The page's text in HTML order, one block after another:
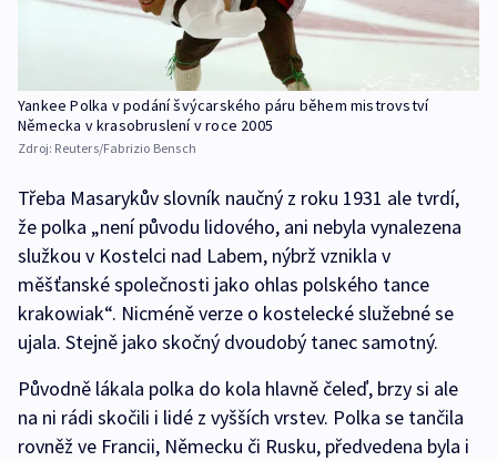
Yankee Polka v podání švýcarského páru během mistrovství
Německa v krasobruslení v roce 2005
Zdroj: Reuters/Fabrizio Bensch
Třeba Masarykův slovník naučný z roku 1931 ale tvrdí,
že polka „není původu lidového, ani nebyla vynalezena
služkou v Kostelci nad Labem, nýbrž vznikla v
měšťanské společnosti jako ohlas polského tance
krakowiak“. Nicméně verze o kostelecké služebné se
ujala. Stejně jako skočný dvoudobý tanec samotný.
Původně lákala polka do kola hlavně čeleď, brzy si ale
na ni rádi skočili i lidé z vyšších vrstev. Polka se tančila
rovněž ve Francii, Německu či Rusku, předvedena byla i